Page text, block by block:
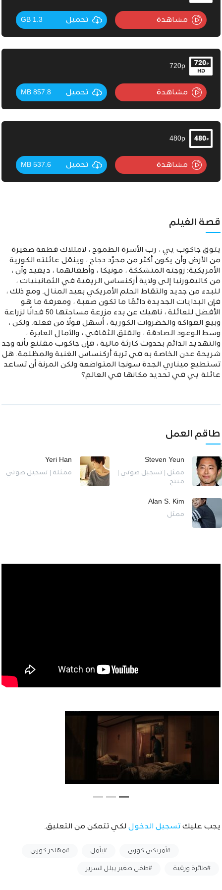
مشاهدة تحميل 1.3 GB
720p
مشاهدة تحميل 857.8 MB
480p
مشاهدة تحميل 537.6 MB
قصة الفيلم
يتوق جاكوب يي ، رب الأسرة الطموح ، لامتلاك قطعة صغيرة
من الأرض وأن يكون أكثر من مجرّد دجاج ، وينقل عائلته الكورية
الأمريكية: زوجته المتشككة ، مونيكا ، وأطفالهما ، ديفيد وآن ،
من كاليفورنيا إلى ولاية أركنساس الريفية في الثمانينيات ،
للبدء من جديد والتقاط الحلم الأمريكي بعيد المنال. ومع ذلك ،
فإن البدايات الجديدة دائمًا ما تكون صعبة ، ومعرفة ما هو
الأفضل للعائلة ، ناهيك عن بدء مزرعة مساحتها 50 فدانًا لزراعة
وبيع الفواكه والخضروات الكورية ، أسهل قولًا من فعله. ولكن ،
وسط الوعود الصادقة ، والقلق الثقافي ، والآمال العابرة ،
والتهديد الدائم بحدوث كارثة مالية ، فإن جاكوب مقتنع بأنه وجد
شريحة عدن الخاصة به في تربة أركنساس الغنية والمظلمة. هل
تستطيع ميناري الجدة سونجا المتواضعة ولكن المرنة أن تساعد
عائلة يي في تحديد مكانها في العالم؟
طاقم العمل
Steven Yeun
ممثل | تسجيل صوتي |
منتج
Yeri Han
ممثلة | تسجيل صوتي
Alan S. Kim
ممثل
يجب عليك تسجيل الدخول لكي تتمكن من التعليق.
#أمريكي كوري #يأمل #مهاجر كوري
#طائرة ورقية #طفل صغير يبلل السرير